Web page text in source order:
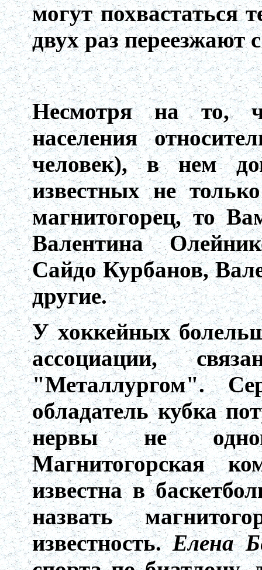
могут похвастаться
двух раз переезжают
Несмотря на то,
населения
человек), в нем
известных не
магнитогорец, то
Валентина
Сайдо Курбанов,
другие.
У хоккейных
ассоциации,
"Металлургом".
обладатель кубка
нервы не
Магнитогорская
известна в
назвать
известность.Елена